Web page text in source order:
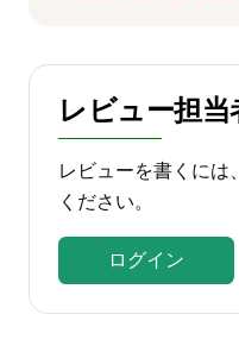
レビュー担
レビューを書くには
ください。
ログイン